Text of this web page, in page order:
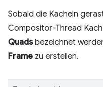
Sobald die Kacheln
Compositor-Thread
Quadsbezeichnet
Frame zu erstellen.